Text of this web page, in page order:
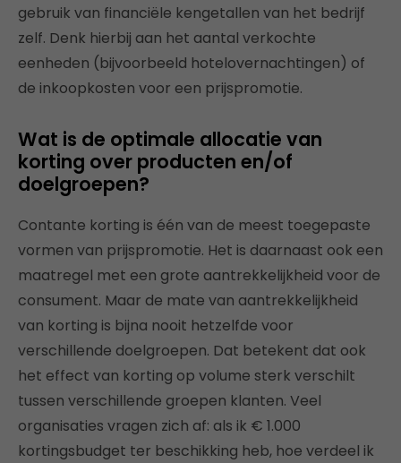
gebruik van financiële kengetallen van het bedrijf
zelf. Denk hierbij aan het aantal verkochte
eenheden (bijvoorbeeld hotelovernachtingen) of
de inkoopkosten voor een prijspromotie.
Wat is de optimale allocatie van
korting over producten en/of
doelgroepen?
Contante korting is één van de meest toegepaste
vormen van prijspromotie. Het is daarnaast ook een
maatregel met een grote aantrekkelijkheid voor de
consument. Maar de mate van aantrekkelijkheid
van korting is bijna nooit hetzelfde voor
verschillende doelgroepen. Dat betekent dat ook
het effect van korting op volume sterk verschilt
tussen verschillende groepen klanten. Veel
organisaties vragen zich af: als ik € 1.000
kortingsbudget ter beschikking heb, hoe verdeel ik